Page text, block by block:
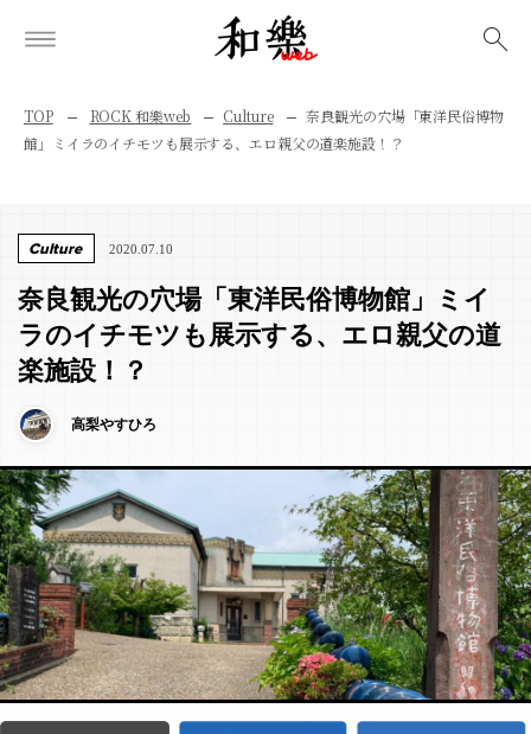
TOP ROCK 和樂web Culture
奈良観光の穴場「東洋民俗博物
館」ミイラのイチモツも展示する、エロ親父の道楽施設！？
Culture 2020.07.10
奈良観光の穴場「東洋民俗博物館」ミイ
ラのイチモツも展示する、エロ親父の道
楽施設！？
高梨やすひろ